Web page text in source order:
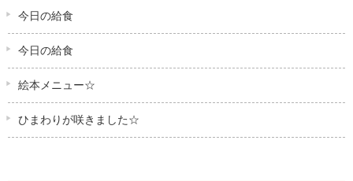
今日の給食
今日の給食
絵本メニュー☆
ひまわりが咲きました☆